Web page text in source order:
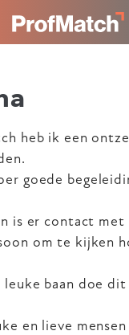
heb ik een
goede
is er contact met
om te kijken
baan doe dit
en lieve